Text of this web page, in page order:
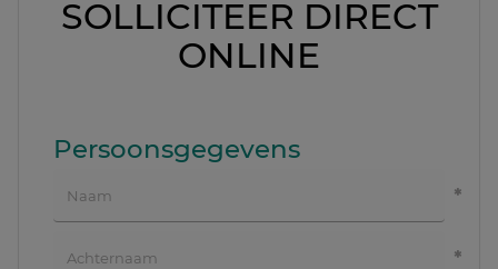
SOLLICITEER DIRECT
ONLINE
Persoonsgegevens